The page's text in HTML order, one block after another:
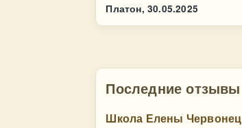
Платон, 30.05.2025
Последние отзывы
Школа Елены Червонец